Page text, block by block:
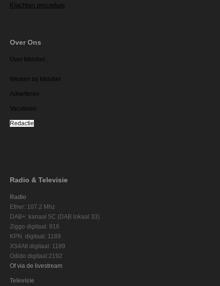
Klachten procedure
Over Ons
Over Midvliet
Werken bij Midvliet
Adverteren
Vacatures
Redactie
Radio & Televisie
Radio
Ether: 107.2 Mhz
DAB+: kanaal 5C (DAB lokaal 33)
Ziggo digitaal: 916
KPN digitaal: 1189
XS4All digitaal: 1189
Odido digitaal:2192
Of via de livestream
Televisie